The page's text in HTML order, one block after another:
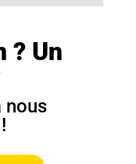
? Un
nous